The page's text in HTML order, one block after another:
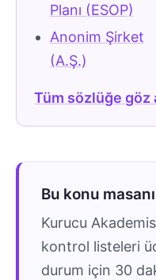
Planı (ESOP)
Anonim Şirket
(A.Ş.)
Tüm sözlüğe göz
Bu konu
Kurucu
kontrol listeleri
durum için 30